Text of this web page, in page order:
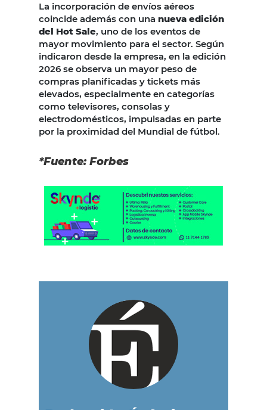
La incorporación de envíos aéreos
coincide además con una nueva edición
del Hot Sale, uno de los eventos de
mayor movimiento para el sector. Según
indicaron desde la empresa, en la edición
2026 se observa un mayor peso de
compras planificadas y tickets más
elevados, especialmente en categorías
como televisores, consolas y
electrodomésticos, impulsadas en parte
por la proximidad del Mundial de fútbol.
*Fuente: Forbes